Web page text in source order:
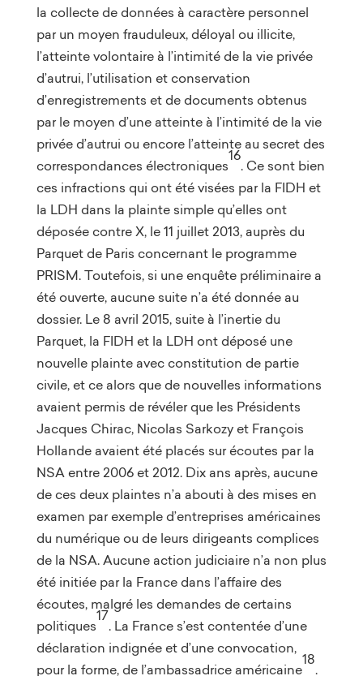
la collecte de données à caractère personnel
par un moyen frauduleux, déloyal ou illicite,
l’atteinte volontaire à l’intimité de la vie privée
d’autrui, l’utilisation et conservation
d’enregistrements et de documents obtenus
par le moyen d’une atteinte à l’intimité de la vie
privée d’autrui ou encore l’atteinte au secret des
correspondances électroniques
16
. Ce sont bien
ces infractions qui ont été visées par la FIDH et
la LDH dans la plainte simple qu’elles ont
déposée contre X, le 11 juillet 2013, auprès du
Parquet de Paris concernant le programme
PRISM. Toutefois, si une enquête préliminaire a
été ouverte, aucune suite n’a été donnée au
dossier. Le 8 avril 2015, suite à l’inertie du
Parquet, la FIDH et la LDH ont déposé une
nouvelle plainte avec constitution de partie
civile, et ce alors que de nouvelles informations
avaient permis de révéler que les Présidents
Jacques Chirac, Nicolas Sarkozy et François
Hollande avaient été placés sur écoutes par la
NSA entre 2006 et 2012. Dix ans après, aucune
de ces deux plaintes n’a abouti à des mises en
examen par exemple d’entreprises américaines
du numérique ou de leurs dirigeants complices
de la NSA. Aucune action judiciaire n’a non plus
été initiée par la France dans l’affaire des
écoutes, malgré les demandes de certains
politiques
17
. La France s’est contentée d’une
déclaration indignée et d’une convocation,
pour la forme, de l’ambassadrice américaine
18
.